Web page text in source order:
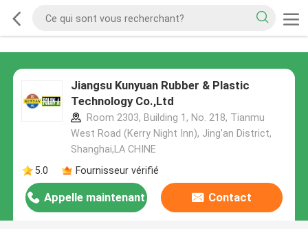
Jiangsu Kunyuan Rubber & Plastic
Technology Co.,Ltd
Room 2303, Building 1, No. 218, Tianmu
West Road (Kerry Night Inn), Jing'an District,
Shanghai,LA CHINE
5.0
Fournisseur vérifié
Appelle maintenant Contact